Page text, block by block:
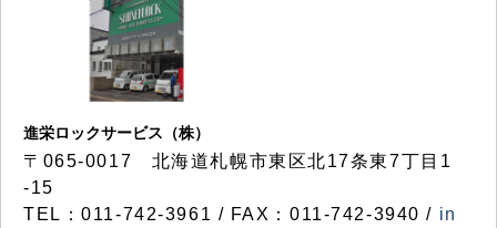
進栄ロックサービス（株）
〒065-0017 北海道札幌市東区北17条東7丁目1
-15
TEL：011-742-3961 / FAX：011-742-3940 / in